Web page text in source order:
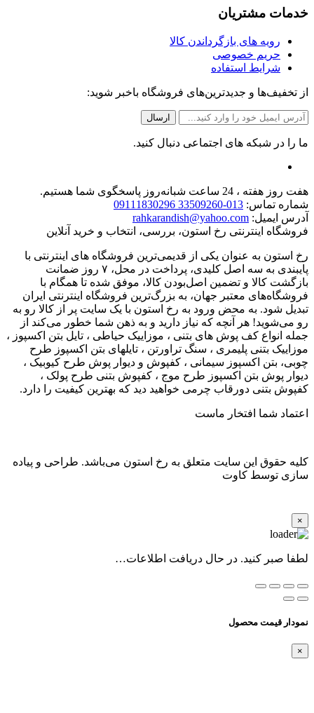
خدمات مشتریان
رویه های بازگرداندن کالا
حریم خصوصی
شرایط استفاده
از تخفیف‌ها و جدیدترین‌های فروشگاه باخبر شوید:
ما را در شبکه های اجتماعی دنبال کنید.
هفت روز هفته ، 24 ساعت شبانه‌روز پاسخگوی شما هستیم.
شماره تماس: 013-33509260 09111830296
آدرس ایمیل: rahkarandish@yahoo.com
فروشگاه اینترنتی رخ استون، بررسی، انتخاب و خرید آنلاین
رخ استون به عنوان یکی از قدیمی‌ترین فروشگاه های اینترنتی با
پایبندی به سه اصل کلیدی، پرداخت در محل، ۷ روز ضمانت
بازگشت کالا و تضمین اصل‌بودن کالا، موفق شده تا همگام با
فروشگاه‌های معتبر جهان، به بزرگ‌ترین فروشگاه اینترنتی ایران
تبدیل شود. به محض ورود به رخ استون با یک سایت پر از کالا رو به
رو می‌شوید! هر آنچه که نیاز دارید و به ذهن شما خطور می‌کند از
جمله انواع کف پوش های بتنی ، موزاییک حیاطی ، تایل بتن اکسپوز ،
موزاییک بتنی پلیمری ، سنگ تراورتن ، تایلهای بتن اکسپوز طرح
چوبی، بتن اکسپوز سیمانی ، کفپوش و دیوار پوش طرح کیوبیک ،
دیوار پوش بتن اکسپوز طرح موج ، کفپوش بتنی طرح پولک ،
کفپوش بتنی دورقاب چرمی خواهید دید که بهترین کیفیت را دارد.
اعتماد شما افتخار ماست
کلیه حقوق این سایت متعلق به رخ استون می‌باشد. طراحی و پیاده
سازی توسط کاوت
×
لطفا صبر کنید. در حال دریافت اطلاعات…
نمودار قیمت محصول
×